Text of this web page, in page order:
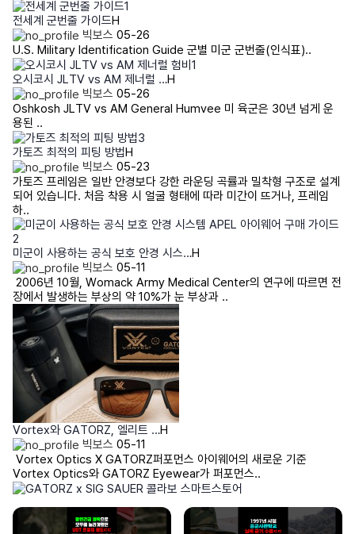
전세계 군번줄 가이드H
빅보스 05-26
U.S. Military Identification Guide 군별 미군 군번줄(인식표)..
오시코시 JLTV vs AM 제너럴 …H
빅보스 05-26
Oshkosh JLTV vs AM General Humvee 미 육군은 30년 넘게 운
용된 ..
가토즈 최적의 피팅 방법H
빅보스 05-23
가토즈 프레임은 일반 안경보다 강한 라운딩 곡률과 밀착형 구조로 설계
되어 있습니다. 처음 착용 시 얼굴 형태에 따라 미간이 뜨거나, 프레임
하..
미군이 사용하는 공식 보호 안경 시스…H
빅보스 05-11
2006년 10월, Womack Army Medical Center의 연구에 따르면 전
장에서 발생하는 부상의 약 10%가 눈 부상과 ..
Vortex와 GATORZ, 엘리트 …H
빅보스 05-11
Vortex Optics X GATORZ퍼포먼스 아이웨어의 새로운 기준
Vortex Optics와 GATORZ Eyewear가 퍼포먼스..